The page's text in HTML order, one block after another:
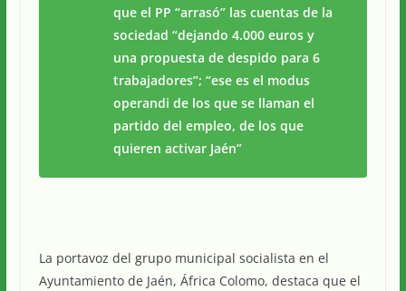
que el PP “arrasó” las cuentas de la
sociedad “dejando 4.000 euros y
una propuesta de despido para 6
trabajadores”; “ese es el modus
operandi de los que se llaman el
partido del empleo, de los que
quieren activar Jaén”
La portavoz del grupo municipal socialista en el
Ayuntamiento de Jaén, África Colomo, destaca que el